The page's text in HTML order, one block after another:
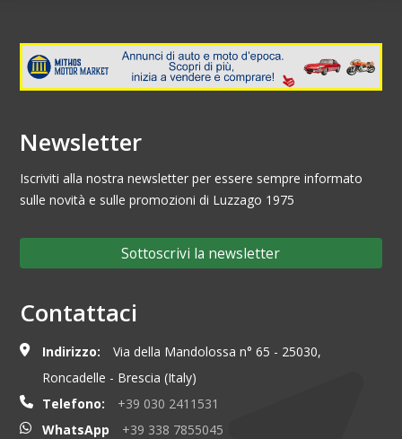
Newsletter
Iscriviti alla nostra newsletter per essere sempre informato
sulle novità e sulle promozioni di Luzzago 1975
Sottoscrivi la newsletter
Contattaci
Indirizzo:
Via della Mandolossa n° 65 - 25030,
Roncadelle - Brescia (Italy)
Telefono:
+39 030 2411531
WhatsApp
+39 338 7855045